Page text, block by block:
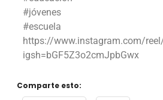
#jóvenes
#escuela
https://www.instagram.com/
igsh=bGF5Z3o2cmJpbGwx
Comparte esto: